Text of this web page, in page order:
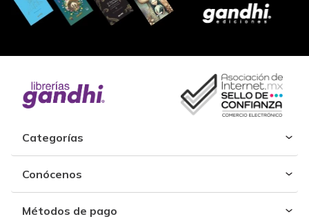
Categorías
Conócenos
Métodos de pago